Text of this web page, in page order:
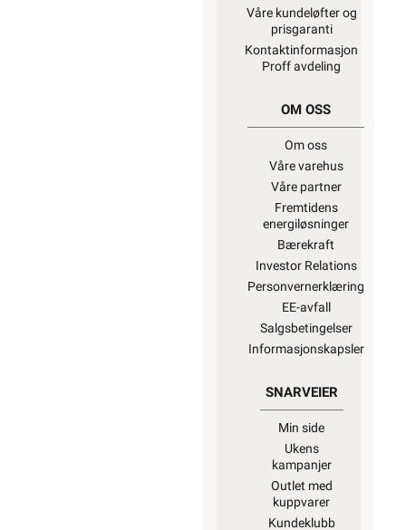
Våre kundeløfter og
prisgaranti
Kontaktinformasjon
Proff avdeling
OM OSS
Om oss
Våre varehus
Våre partner
Fremtidens
energiløsninger
Bærekraft
Investor Relations
Personvernerklæring
EE-avfall
Salgsbetingelser
Informasjonskapsler
SNARVEIER
Min side
Ukens
kampanjer
Outlet med
kuppvarer
Kundeklubb